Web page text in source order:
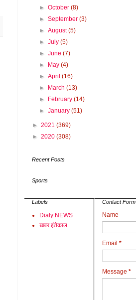
►October(8)
►September(3)
►August(5)
►July(5)
►June(7)
►
May(4)
►April(16)
►
March(13)
►
February(14)
►January(51)
► 2021 (369)
► 2020 (308)
Recent Posts
Sports
Labels
Dialy NEWS
खबर इंतेकाल
Contact Form
Name
Email *
Message *